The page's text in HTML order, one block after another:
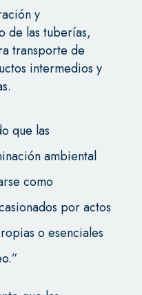
y
de las tuberías,
transporte de
intermedios y
que las
ambiental
como
por actos
o esenciales